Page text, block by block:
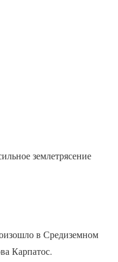
землетрясение
в Средиземном
Карпатос.